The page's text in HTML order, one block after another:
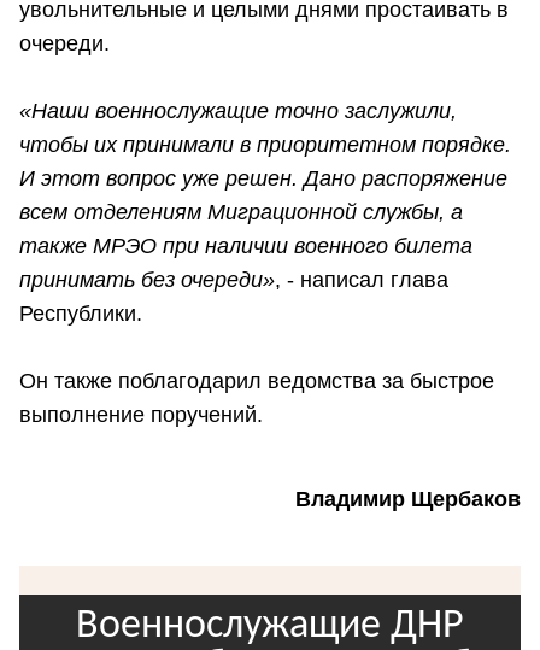
увольнительные и целыми днями простаивать в
очереди.
«Наши военнослужащие точно заслужили,
чтобы их принимали в приоритетном порядке.
И этот вопрос уже решен. Дано распоряжение
всем отделениям Миграционной службы, а
также МРЭО при наличии военного билета
принимать без очереди», - написал глава
Республики.
Он также поблагодарил ведомства за быстрое
выполнение поручений.
Владимир Щербаков